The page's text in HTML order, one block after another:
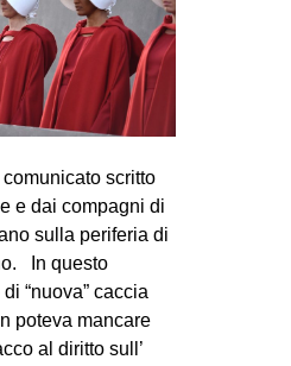
MSM
TSUNAMI
ZAM
POPOLARE
scritto
e dai compagni di
sulla periferia di
In questo
“nuova” caccia
poteva mancare
al diritto sull’